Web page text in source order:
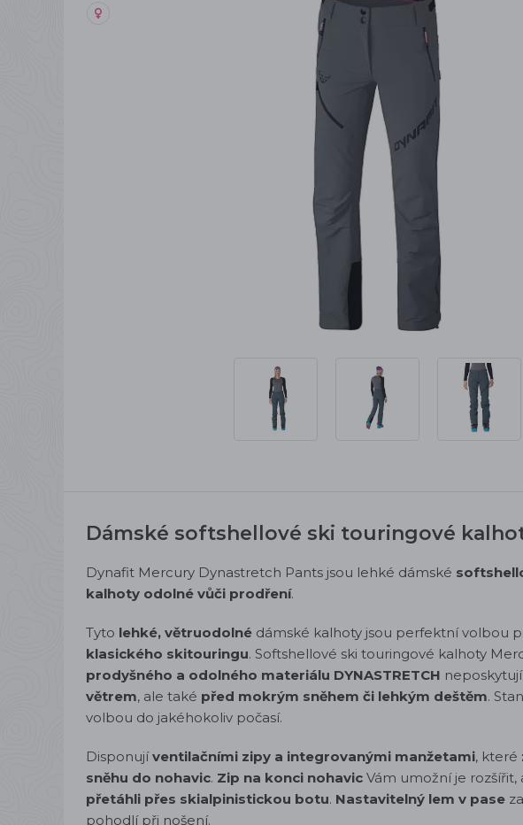
Dámské softshellové ski touringové
Dynafit Mercury Dynastretch Pants jsou lehké dámské
kalhoty odolné vůči prodření.
Tyto lehké, větruodolné dámské kalhoty jsou perfektní volbou
klasického skitouringu. Softshellové ski touringové kalhoty
prodyšného a odolného materiálu DYNASTRETCH
větrem, ale také před mokrým sněhem či lehkým deštěm.
volbou do jakéhokoliv počasí.
Disponujíventilačními zipy a integrovanými manžetami, které
sněhu do nohavic. Zip na konci nohavic Vám umožní je rozšířit,
přetáhli přes skialpinistickou botu. Nastavitelný lem v pase
pohodlí při nošení.